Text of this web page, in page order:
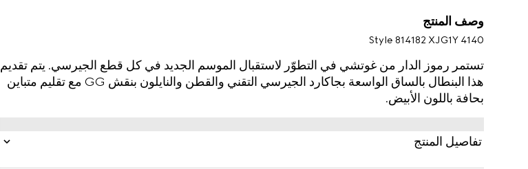
وصف المنتج
Style ‎814182 XJG1Y 4140
تستمر رموز الدار من غوتشي في التطوّر لاستقبال الموسم الجديد في كل قطع الجيرسي. يتم تقديم
هذا البنطال بالساق الواسعة بجاكارد الجيرسي التقني والقطن والنايلون بنقش GG مع تقليم متباين
بحافة باللون الأبيض.
تفاصيل المنتج